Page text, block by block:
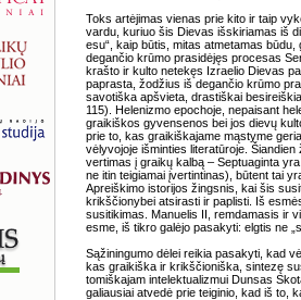
Toks artėjimas vienas prie kito ir taip
vardu, kuriuo šis Dievas išskiriamas iš
esu“, kaip būtis, mitas atmetamas
degančio krūmo prasidėjęs procesas
krašto ir kulto netekęs Izraelio Dievas
paprasta, žodžius iš degančio krūmo
savotiška apšvieta, drastiškai
115). Helenizmo epochoje, nepaisant
graikiškos gyvensenos bei jos dievų
prie to, kas graikiškajame mąstyme
vėlyvojoje išminties literatūroje.
vertimas į graikų kalbą – Septuaginta
ne itin teigiamai įvertintinas), būtent tai
Apreiškimo istorijos žingsnis, kai šis
krikščionybei atsirasti ir paplisti. Iš
susitikimas. Manuelis II, remdamasis ir
esme, iš tikro galėjo pasakyti: elgtis ne
Sąžiningumo dėlei reikia pasakyti, kad
kas graikiška ir krikščioniška, sintezę
tomiškajam intelektualizmui Dunsas
galiausiai atvedė prie teiginio, kad iš to,